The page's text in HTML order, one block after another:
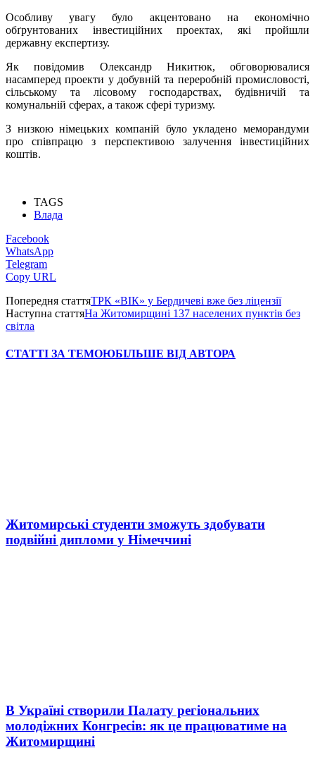
Особливу увагу було акцентовано на економічно
обґрунтованих інвестиційних проектах, які пройшли
державну експертизу.
Як повідомив Олександр Никитюк, обговорювалися
насамперед проекти у добувній та переробній промисловості,
сільському та лісовому господарствах, будівничій та
комунальній сферах, а також сфері туризму.
З низкою німецьких компаній було укладено меморандуми
про співпрацю з перспективою залучення інвестиційних
коштів.
TAGS
Влада
Facebook
WhatsApp
Telegram
Copy URL
Попередня статтяТРК «ВІК» у Бердичеві вже без ліцензії
Наступна статтяНа Житомирщині 137 населених пунктів без
світла
СТАТТІ ЗА ТЕМОЮБІЛЬШЕ ВІД АВТОРА
Житомирські студенти зможуть здобувати
подвійні дипломи у Німеччині
В Україні створили Палату регіональних
молодіжних Конгресів: як це працюватиме на
Житомирщині